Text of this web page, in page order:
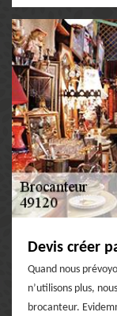
Devis créer
Quand nous
n’utilisons plus,
brocanteur.